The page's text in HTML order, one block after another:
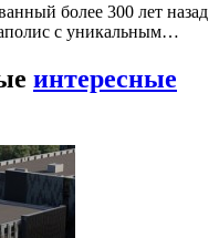
более 300 лет назад
с уникальным…
интересные